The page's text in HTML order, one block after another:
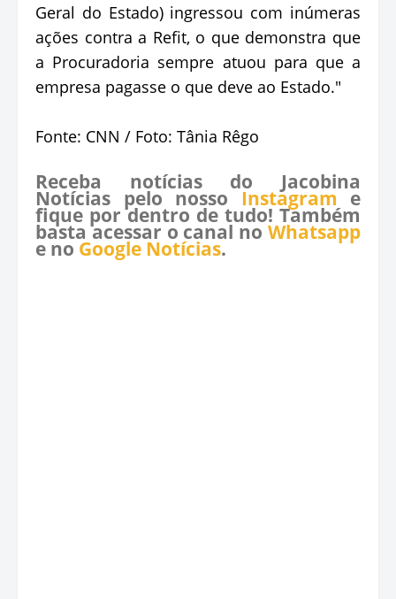
Geral do Estado) ingressou com inúmeras
ações contra a Refit, o que demonstra que
a Procuradoria sempre atuou para que a
empresa pagasse o que deve ao Estado."
Fonte: CNN / Foto: Tânia Rêgo
Receba notícias do Jacobina
Notícias pelo nosso Instagram e
fique por dentro de tudo! Também
basta acessar o canal no Whatsapp
e no Google Notícias.